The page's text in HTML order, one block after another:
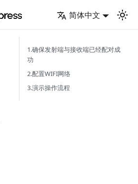
简体中文
1.确保发射端与接收端已经配对成
功
2.配置WIFI网络
3.演示操作流程